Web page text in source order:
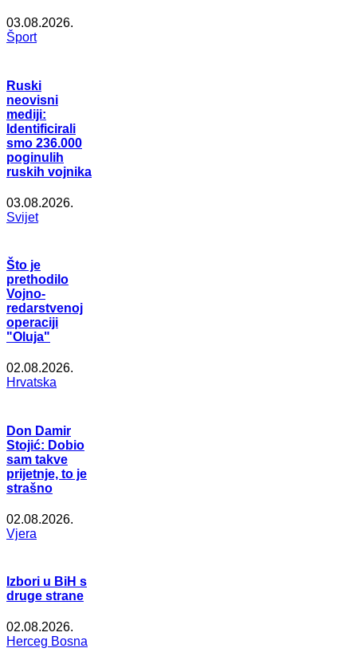
03.08.2026.
Šport
Ruski
neovisni
mediji:
Identificirali
smo 236.000
poginulih
ruskih vojnika
03.08.2026.
Svijet
Što je
prethodilo
Vojno-
redarstvenoj
operaciji
"Oluja"
02.08.2026.
Hrvatska
Don Damir
Stojić: Dobio
sam takve
prijetnje, to je
strašno
02.08.2026.
Vjera
Izbori u BiH s
druge strane
02.08.2026.
Herceg Bosna